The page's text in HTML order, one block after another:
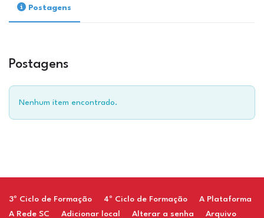
Postagens
Postagens
Nenhum item encontrado.
3º Ciclo de Formação 4º Ciclo de Formação
A Plataforma
A Rede SC
Adicionar local Alterar a senha Arquivo